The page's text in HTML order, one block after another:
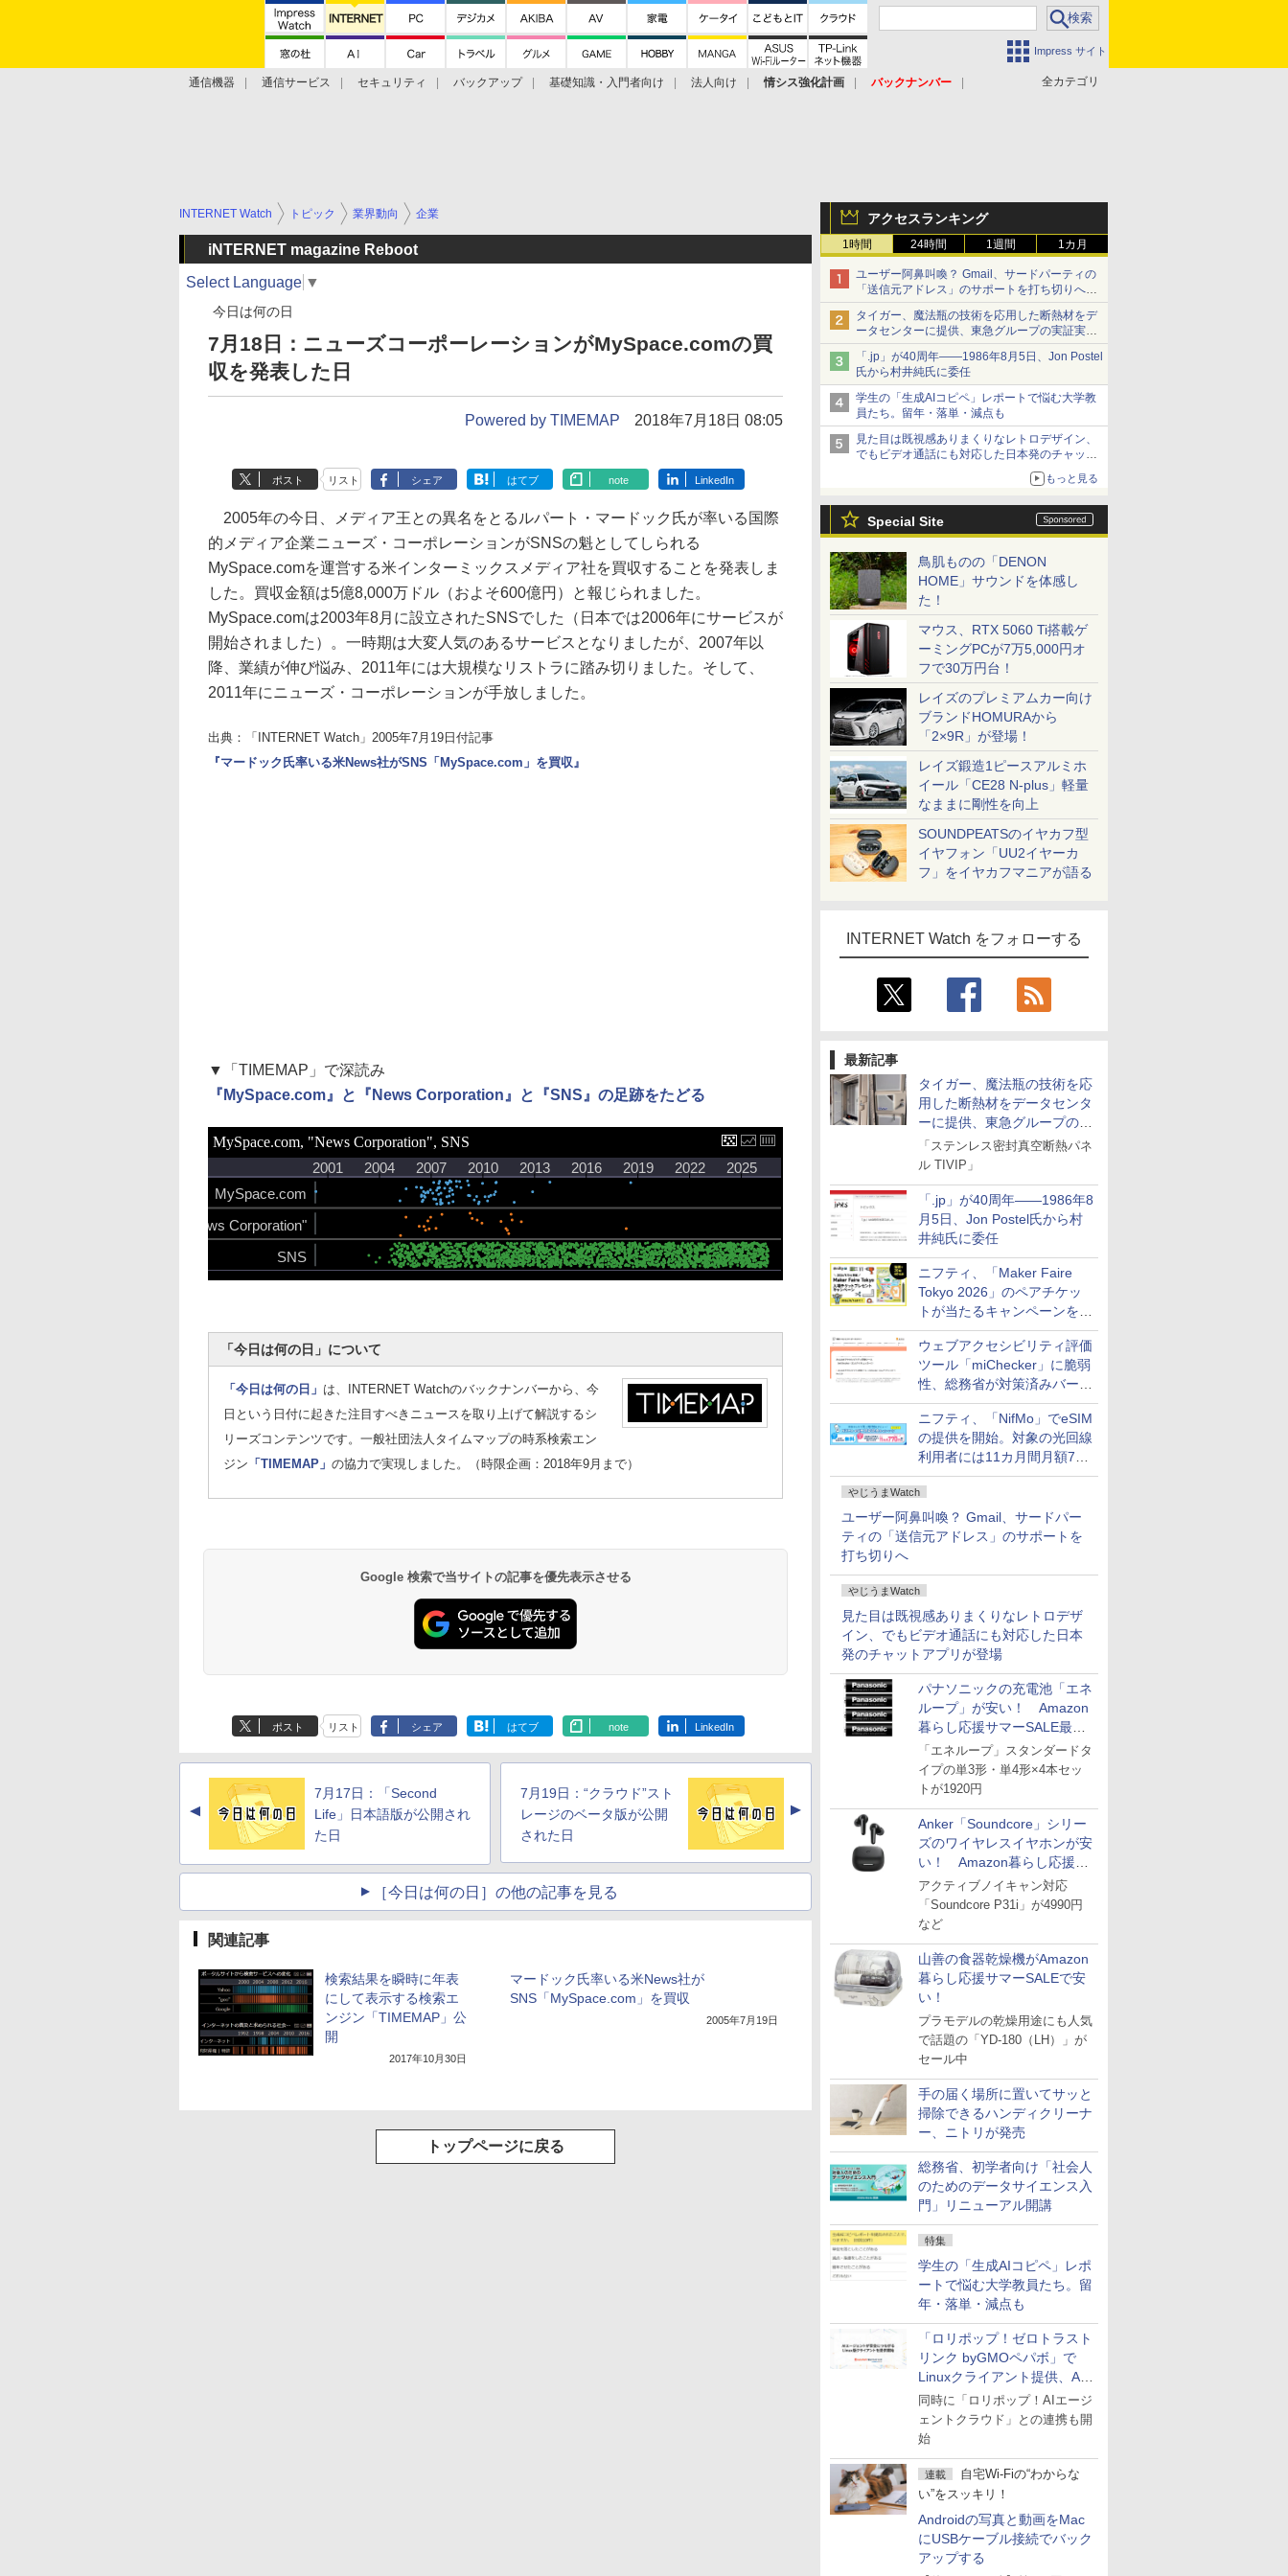
Impress サイト
全カテゴリ
通信機器 通信サービス セキュリティ バックアップ 基礎知識・入門者向け 法人向け 情シス強化計画
バックナンバー
アクセスランキング
1時間 24時間 1週間 1カ月
ユーザー阿鼻叫喚？ Gmail、サードパーティの
「送信元アドレス」のサポートを打ち切りへ
【やじうまWatch】
タイガー、魔法瓶の技術を応用した断熱材をデ
ータセンターに提供、東急グループの実証実験
で 「ステンレス密封真空断熱パネル TIVIP」
「.jp」が40周年――1986年8月5日、Jon Postel
氏から村井純氏に委任
学生の「生成AIコピペ」レポートで悩む大学教
員たち。留年・落単・減点も
見た目は既視感ありまくりなレトロデザイン、
でもビデオ通話にも対応した日本発のチャット
もっと見る
Special Site
鳥肌ものの「DENON
HOME」サウンドを体感し
た！
マウス、RTX 5060 Ti搭載ゲ
ーミングPCが7万5,000円オ
フで30万円台！
レイズのプレミアムカー向け
ブランドHOMURAから
「2×9R」が登場！
レイズ鍛造1ピースアルミホ
イール「CE28 N-plus」軽量
なままに剛性を向上
SOUNDPEATSのイヤカフ型
イヤフォン「UU2イヤーカ
フ」をイヤカフマニアが語る
INTERNET Watch をフォローする
最新記事
タイガー、魔法瓶の技術を応
用した断熱材をデータセンタ
ーに提供、東急グループの実
証実験で
「ステンレス密封真空断熱パネ
ル TIVIP」
「.jp」が40周年――1986年8
月5日、Jon Postel氏から村
井純氏に委任
ニフティ、「Maker Faire
Tokyo 2026」のペアチケッ
トが当たるキャンペーンをX
で実施。8月16日まで
ウェブアクセシビリティ評価
ツール「miChecker」に脆弱
性、総務省が対策済みバージ
ョンへの更新を呼び掛け
ニフティ、「NifMo」でeSIM
の提供を開始。対象の光回線
利用者には11カ月間月額770
円割引のキャンペーン
やじうまWatch
ユーザー阿鼻叫喚？ Gmail、サードパー
ティの「送信元アドレス」のサポートを
打ち切りへ
やじうまWatch
見た目は既視感ありまくりなレトロデザ
イン、でもビデオ通話にも対応した日本
発のチャットアプリが登場
パナソニックの充電池「エネ
ループ」が安い！ Amazon
暮らし応援サマーSALE最終
日
「エネループ」スタンダードタ
イプの単3形・単4形×4本セッ
トが1920円
Anker「Soundcore」シリー
ズのワイヤレスイヤホンが安
い！ Amazon暮らし応援サ
マーSALE
アクティブノイキャン対応
「Soundcore P31i」が4990円
など
山善の食器乾燥機がAmazon
暮らし応援サマーSALEで安
い！
プラモデルの乾燥用途にも人気
で話題の「YD-180（LH）」が
セール中
手の届く場所に置いてサッと
掃除できるハンディクリーナ
ー、ニトリが発売
総務省、初学者向け「社会人
のためのデータサイエンス入
門」リニューアル開講
特集
学生の「生成AIコピペ」レポ
ートで悩む大学教員たち。留
年・落単・減点も
「ロリポップ！ゼロトラスト
リンク byGMOペパボ」で
Linuxクライアント提供、AI
エージェントの接続が容易に
同時に「ロリポップ！AIエージ
ェントクラウド」との連携も開
始
連載
自宅Wi-Fiの“わからな
い”をスッキリ！
Androidの写真と動画をMac
にUSBケーブル接続でバック
アップする
INTERNET Watch トピック 業界動向 企業
iNTERNET magazine Reboot
Select Language ▼
今日は何の日
7月18日：ニューズコーポーレーションがMySpace.comの買
収を発表した日
Powered by TIMEMAP 2018年7月18日 08:05
ポスト リスト シェア はてブ note LinkedIn
2005年の今日、メディア王との異名をとるルパート・マードック氏が率いる国際
的メディア企業ニューズ・コーポレーションがSNSの魁としてしられる
MySpace.comを運営する米インターミックスメディア社を買収することを発表しま
した。買収金額は5億8,000万ドル（およそ600億円）と報じられました。
MySpace.comは2003年8月に設立されたSNSでした（日本では2006年にサービスが
開始されました）。一時期は大変人気のあるサービスとなりましたが、2007年以
降、業績が伸び悩み、2011年には大規模なリストラに踏み切りました。そして、
2011年にニューズ・コーポレーションが手放しました。
出典：「INTERNET Watch」2005年7月19日付記事
『マードック氏率いる米News社がSNS「MySpace.com」を買収』
▼「TIMEMAP」で深読み
『MySpace.com』と『News Corporation』と『SNS』の足跡をたどる
「今日は何の日」について
「今日は何の日」 は、INTERNET Watchのバックナンバーから、今
日という日付に起きた注目すべきニュースを取り上げて解説するシ
リーズコンテンツです。一般社団法人タイムマップの時系検索エン
ジン 「TIMEMAP」 の協力で実現しました。（時限企画：2018年9月まで）
Google 検索で当サイトの記事を優先表示させる
ポスト リスト シェア はてブ note LinkedIn
▲
7月17日：「Second
Life」日本語版が公開され
た日
7月19日：“クラウド”スト
レージのベータ版が公開
された日
▲
［今日は何の日］の他の記事を見る
関連記事
検索結果を瞬時に年表
にして表示する検索エ
ンジン「TIMEMAP」公
開
2017年10月30日
マードック氏率いる米News社が
SNS「MySpace.com」を買収
2005年7月19日
トップページに戻る